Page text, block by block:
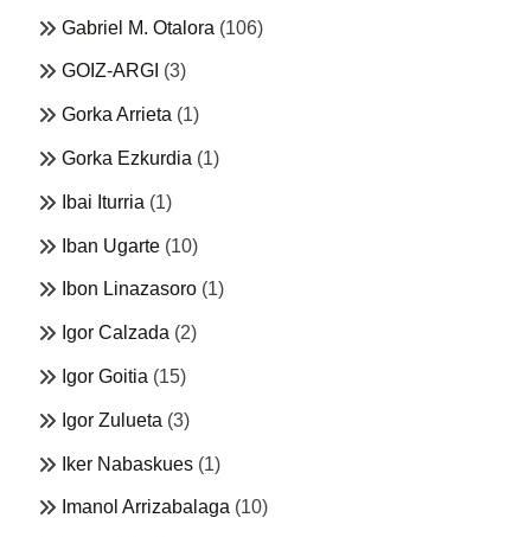
Gabriel M. Otalora (106)
GOIZ-ARGI (3)
Gorka Arrieta (1)
Gorka Ezkurdia (1)
Ibai Iturria (1)
Iban Ugarte (10)
Ibon Linazasoro (1)
Igor Calzada (2)
Igor Goitia (15)
Igor Zulueta (3)
Iker Nabaskues (1)
Imanol Arrizabalaga (10)